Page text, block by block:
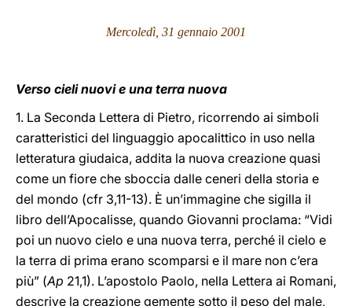
Mercoledì, 31 gennaio 2001
Verso cieli nuovi e una terra nuova
1. La Seconda Lettera di Pietro, ricorrendo ai simboli
caratteristici del linguaggio apocalittico in uso nella
letteratura giudaica, addita la nuova creazione quasi
come un fiore che sboccia dalle ceneri della storia e
del mondo (cfr 3,11-13). È un’immagine che sigilla il
libro dell’Apocalisse, quando Giovanni proclama: “Vidi
poi un nuovo cielo e una nuova terra, perché il cielo e
la terra di prima erano scomparsi e il mare non c’era
più” (Ap 21,1). L’apostolo Paolo, nella Lettera ai Romani,
descrive la creazione gemente sotto il peso del male,